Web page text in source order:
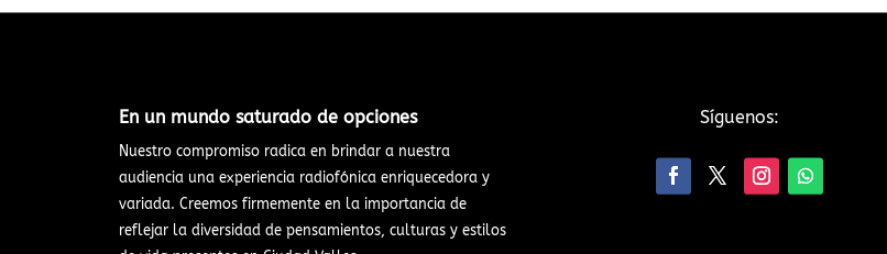
En un mundo saturado de opciones​
Nuestro compromiso radica en brindar a nuestra
audiencia una experiencia radiofónica enriquecedora y
variada. Creemos firmemente en la importancia de
reflejar la diversidad de pensamientos, culturas y estilos
Síguenos: